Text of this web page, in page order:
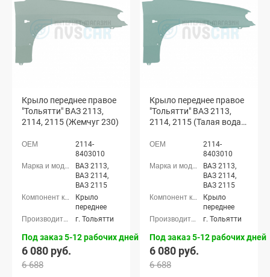
Крыло переднее правое
"Тольятти" ВАЗ 2113,
2114, 2115 (Жемчуг 230)
2114-
8403010
ВАЗ 2113,
ВАЗ 2114,
ВАЗ 2115
Крыло
переднее
г. Тольятти
Под заказ 5-12 рабочих дней
6 080 руб.
6 688
Крыло переднее правое
"Тольятти" ВАЗ 2113,
2114, 2115 (Талая вода
2114-
8403010
ВАЗ 2113,
ВАЗ 2114,
ВАЗ 2115
Крыло
переднее
г. Тольятти
Под заказ 5-12 рабочих дней
6 080 руб.
6 688